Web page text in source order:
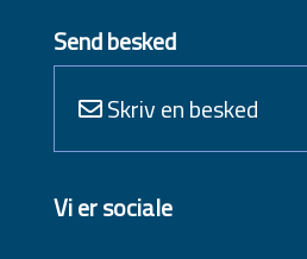
Send besked
Skriv en besked
Vi er sociale